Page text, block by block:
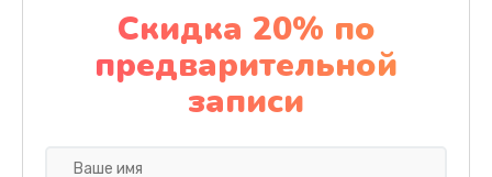
Чистка от пыли
1060 руб.
Заказать
Скидка 20% по
предварительной
записи